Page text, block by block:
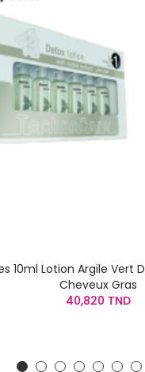
10ml Lotion Argile Vert
Cheveux Gras
40,820 TND